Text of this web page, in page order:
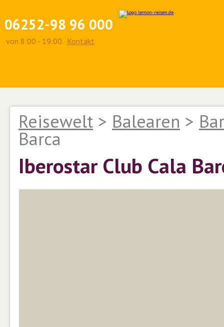
06252-98 96 000
von 8:00 - 19:00. Kontakt
Reisewelt > Balearen >
Barca
Iberostar Club Cala